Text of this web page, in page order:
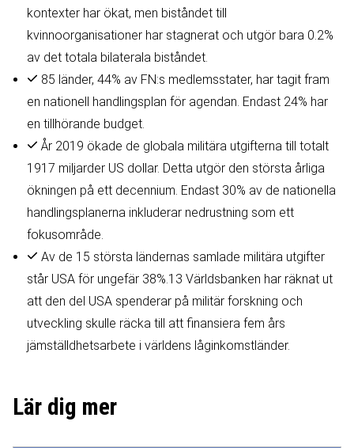
kontexter har ökat, men biståndet till
kvinnoorganisationer har stagnerat och utgör bara 0.2%
av det totala bilaterala biståndet.
85 länder, 44% av FN:s medlemsstater, har tagit fram
en nationell handlingsplan för agendan. Endast 24% har
en tillhörande budget.
År 2019 ökade de globala militära utgifterna till totalt
1917 miljarder US dollar. Detta utgör den största årliga
ökningen på ett decennium. Endast 30% av de nationella
handlingsplanerna inkluderar nedrustning som ett
fokusområde.
Av de 15 största ländernas samlade militära utgifter
står USA för ungefär 38%.13 Världsbanken har räknat ut
att den del USA spenderar på militär forskning och
utveckling skulle räcka till att finansiera fem års
jämställdhetsarbete i världens låginkomstländer.
Lär dig mer